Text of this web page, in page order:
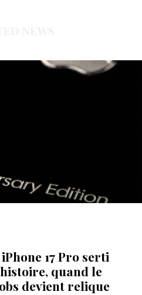
17 Pro serti
quand le
devient relique